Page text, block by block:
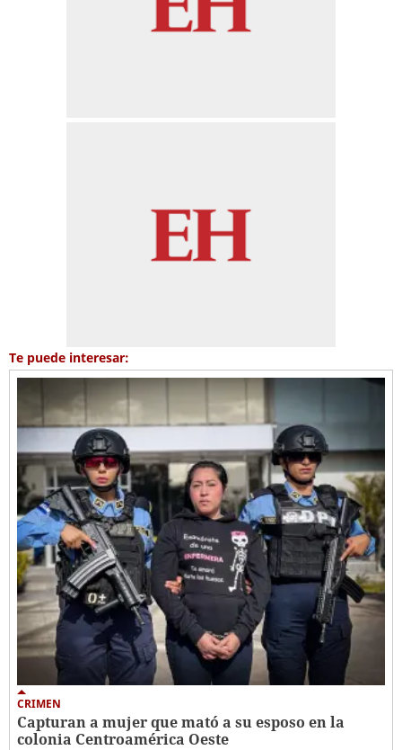
Te puede interesar:
CRIMEN
Capturan a mujer que mató a su esposo en la
colonia Centroamérica Oeste